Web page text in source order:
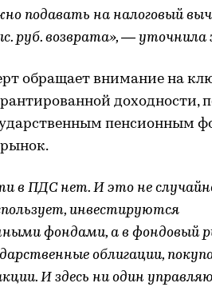
подавать на налоговый
руб. возврата», — уточнила
обращает внимание на
доходности,
пенсионным
в ПДС нет. И это не
инвестируются
фондами, а в фондовый
облигации,
И здесь ни один